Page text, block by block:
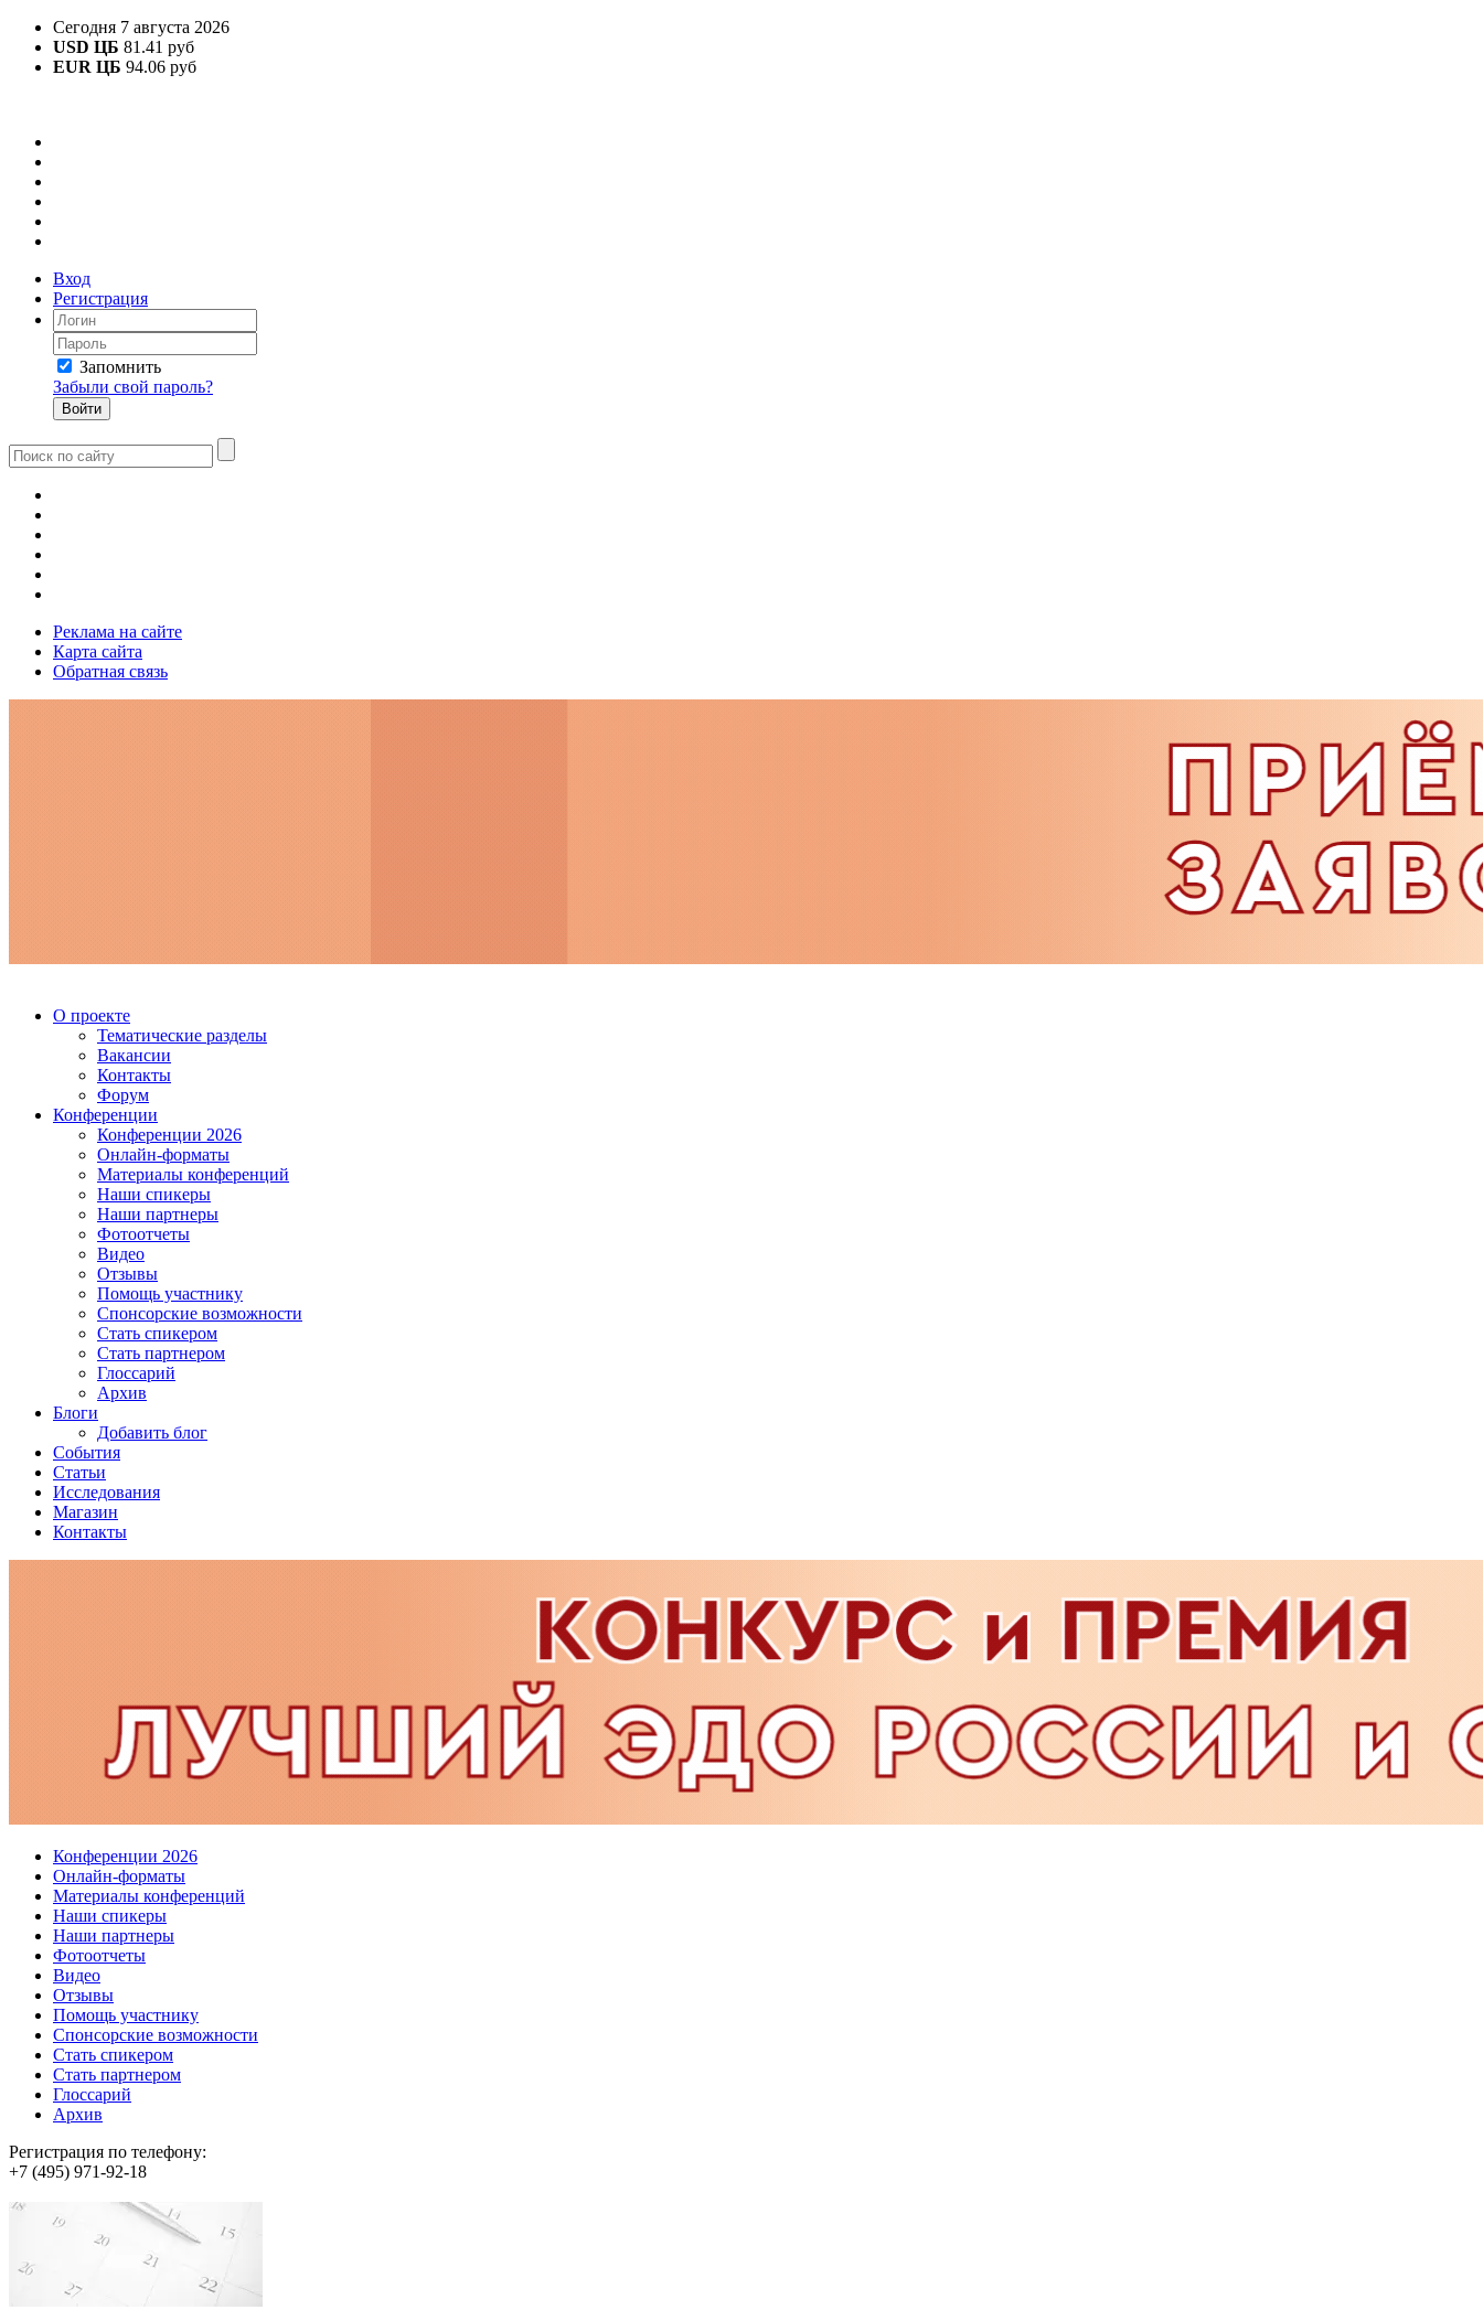
Сегодня 7 августа 2026
USD ЦБ 81.41 руб
EUR ЦБ 94.06 руб
Вход
Регистрация
Запомнить
Забыли свой пароль?
Реклама на сайте
Карта сайта
Обратная связь
О проекте
Тематические разделы
Вакансии
Контакты
Форум
Конференции
Конференции 2026
Онлайн-форматы
Материалы конференций
Наши спикеры
Наши партнеры
Фотоотчеты
Видео
Отзывы
Помощь участнику
Спонсорские возможности
Стать спикером
Стать партнером
Глоссарий
Архив
Блоги
Добавить блог
События
Статьи
Исследования
Магазин
Контакты
Конференции 2026
Онлайн-форматы
Материалы конференций
Наши спикеры
Наши партнеры
Фотоотчеты
Видео
Отзывы
Помощь участнику
Спонсорские возможности
Стать спикером
Стать партнером
Глоссарий
Архив
Регистрация по телефону:
+7 (495) 971-92-18